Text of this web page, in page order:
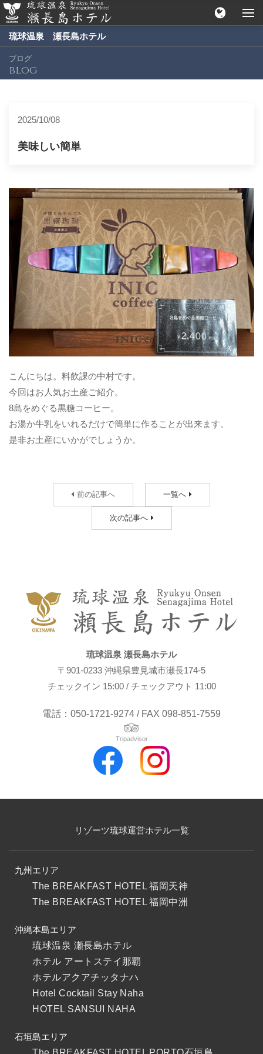
琉球温泉 瀬長島ホテル
ブログ
blog
2025/10/08
美味しい簡単
こんにちは。料飲課の中村です。
今回はお人気お土産ご紹介。
8島をめぐる黒糖コーヒー。
お湯か牛乳をいれるだけで簡単に作ることが出来ます。
是非お土産にいかがでしょうか。
前の記事へ 一覧へ
次の記事へ
琉球温泉 瀬長島ホテル
〒901-0233 沖縄県豊見城市瀬長174-5
チェックイン 15:00 / チェックアウト 11:00
電話：050-1721-9274 / FAX 098-851-7559
Tripadvisor
リゾーツ琉球運営ホテル一覧
九州エリア
The BREAKFAST HOTEL 福岡天神
The BREAKFAST HOTEL 福岡中洲
沖縄本島エリア
琉球温泉 瀬長島ホテル
ホテル アートステイ那覇
ホテルアクアチッタナハ
Hotel Cocktail Stay Naha
HOTEL SANSUI NAHA
石垣島エリア